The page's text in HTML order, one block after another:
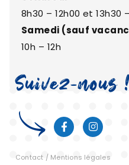
8h30 – 12h00 et 13h30
Samedi (sauf
10h – 12h
Contact / Mentions légales
Suivez-nous !